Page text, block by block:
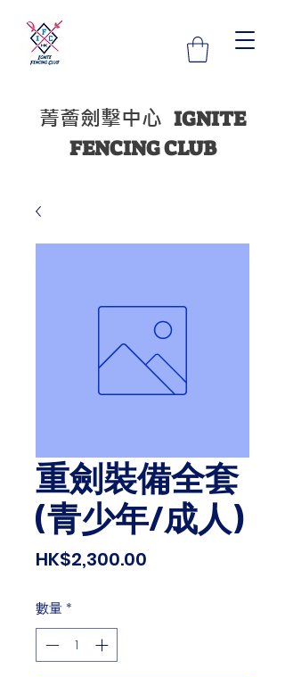
菁薈劍擊中心 IGNITE
FENCING CLUB
重劍裝備全套
(青少年/成人)
HK$2,300.00
數量*